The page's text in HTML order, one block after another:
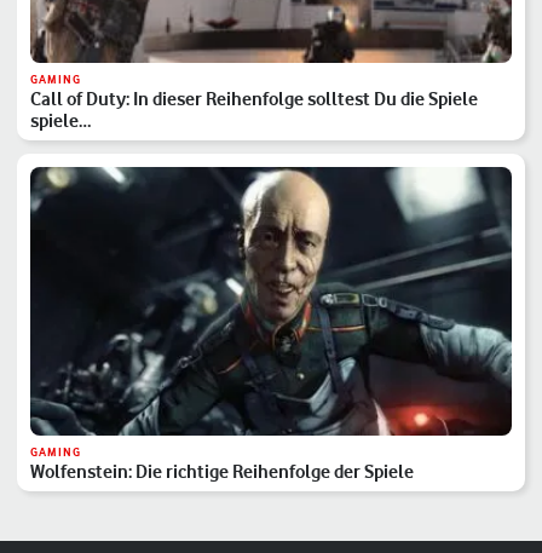
GAMING
Call of Duty: In dieser Reihenfolge solltest Du die Spiele
spiele…
GAMING
Wolfenstein: Die richtige Reihenfolge der Spiele